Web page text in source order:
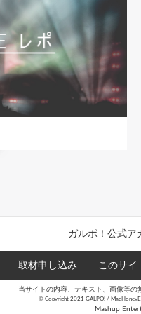
ガルポ！公式ア
取材申し込み このサイ
当サイトの内容、テキスト、画像等の
©︎ Copyright 2021 GALPO! /
Mashup